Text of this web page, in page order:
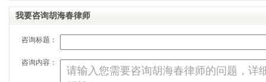
我要咨询胡海春律师
咨询标题：
咨询内容：